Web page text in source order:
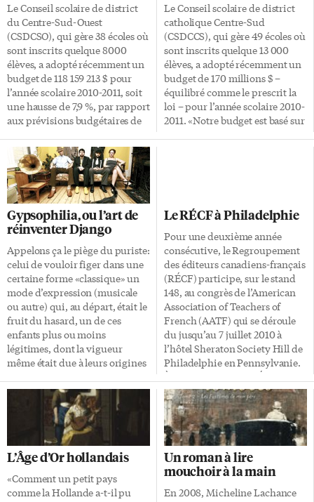
Le Conseil scolaire de district
du Centre-Sud-Ouest
(CSDCSO), qui gère 38 écoles où
sont inscrits quelque 8000
élèves, a adopté récemment un
budget de 118 159 213 $ pour
l’année scolaire 2010-2011, soit
une hausse de 7,9 %, par rapport
aux prévisions budgétaires de
Parmi les faits saillants de ce
budget, il faut souligner que le
Conseil a approuvé l’embauche
de professionnels et de
paraprofessionnels pour
appuyer davantage les élèves en
salle de classe, ainsi que l’ajout
de ressources humaines pour
appuyer les projets
d’apprentissage. «Le CSDCSO
concentre une très grande
partie de ses subventions, soit
[…]
Le Conseil scolaire de district
catholique Centre-Sud
(CSDCCS), qui gère 49 écoles où
sont inscrits quelque 13 000
élèves, a adopté récemment un
budget de 170 millions $ –
équilibré comme le prescrit la
loi – pour l’année scolaire 2010-
2011. «Notre budget est basé sur
budgétaires annoncées par le
gouvernement auront un
impact dans plusieurs secteurs
de dépenses, dont le
fonctionnement et l’entretien
des installations.» Le budget a
été élaboré pour respecter les
[…]
Gypsophilia, ou l’art de
réinventer Django
Appelons ça le piège du puriste:
celui de vouloir figer dans une
certaine forme «classique» un
mode d’expression (musicale
ou autre) qui, au départ, était le
fruit du hasard, un de ces
enfants plus ou moins
légitimes, dont la vigueur
même était due à leurs origines
confondant la forme et l’esprit,
ces âmes bien intentionnées
signent une œuvre souvent
parfaite, sur le plan technique,
mais qui ne nous donne aucune
raison de ne pas lui préférer
l’original. Prenons le cas de la
musique de Django Reinhardt,
Le RÉCF à Philadelphie
Pour une deuxième année
consécutive, le Regroupement
des éditeurs canadiens-français
(RÉCF) participe, sur le stand
148, au congrès de l’American
Association of Teachers of
French (AATF) qui se déroule
du jusqu’au 7 juillet 2010 à
l’hôtel Sheraton Society Hill de
Philadelphie en Pennsylvanie.
À cette occasion, le RÉCF
lancera l’édition jeunesse de
son catalogue international
spécial 20 ans. Pour inaugurer
le congrès dimanche dernier,
Janine Tougas, auteure de
plusieurs ouvrages
pédagogiques a participé à
l’atelier organisé intitulé
L’Âge d’Or hollandais
«Comment un petit pays
comme la Hollande a-t-il pu
Un roman à lire
mouchoir à la main
En 2008, Micheline Lachance